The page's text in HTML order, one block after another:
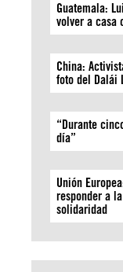
Guatemala:
volver a casa
China:
foto del Dalái
“Durante
día”
Unión
responder a
solidaridad